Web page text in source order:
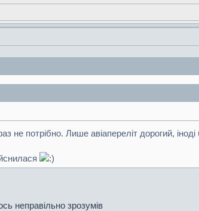
не потрібно. Лише авіапереліт дорогий,
неправільно зрозумів